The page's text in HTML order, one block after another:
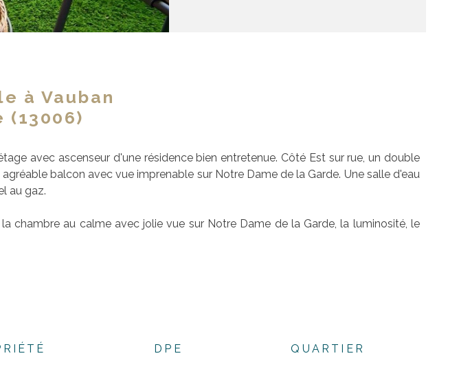
à Vauban
(13006)
avec ascenseur d'une résidence bien entretenue. Côté Est sur rue, un double
balcon avec vue imprenable sur Notre Dame de la Garde. Une salle d'eau
au gaz.
chambre au calme avec jolie vue sur Notre Dame de la Garde, la luminosité, le
DPE QUARTIER